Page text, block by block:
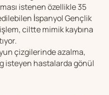
istenen özellikle 35
İspanyol Gençlik
işlem, ciltte mimik kaybına
çizgilerinde azalma,
isteyen hastalarda gönül